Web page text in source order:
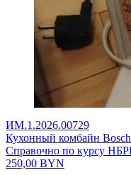
ИМ.1.2026.00729
Кухонный комбайн Bosch
Справочно по курсу
250,00 BYN